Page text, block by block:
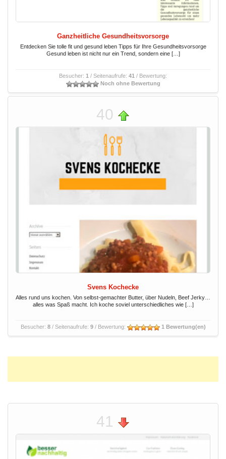
Ganzheitliche Gesundheitsvorsorge
Entdecken Sie tolle fit und gesund leben Tipps für Ihre Gesundheitsvorsorge
Gesund leben ist nicht nur ein Trend, sondern eine […]
Besucher: 1 / Seitenaufrufe: 41 / Bewertung:
Noch ohne Bewertung
40
Svens Kochecke
Alles rund uns kochen. Von selbst-gemachter Butter, über Nudeln, Beef Jerky…
alles was Spaß macht. Ich koche soviel unterschiedliches wie […]
Besucher: 8/ Seitenaufrufe: 9/ Bewertung: 1 Bewertung(en)
41